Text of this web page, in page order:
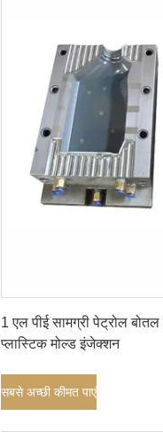
1 एल पीई सामग्री पेट्रोल
प्लास्टिक मोल्ड इंजेक्शन
सबसे अच्छी कीमत पाएं